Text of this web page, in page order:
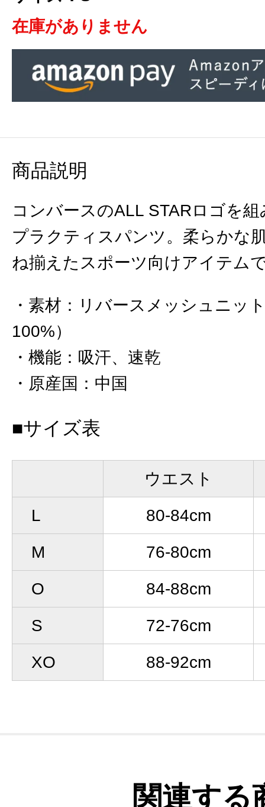
在庫がありません
商品説明
コンバースのALL STARロゴを
プラクティスパンツ。柔らかな
ね揃えたスポーツ向けアイテム
素材 ： リバースメッシュニッ
100%）
機能 ： 吸汗、速乾
原産国 ： 中国
■サイズ表
ウエスト
L
80-84cm
M
76-80cm
O
84-88cm
S
72-76cm
XO
88-92cm
関連する